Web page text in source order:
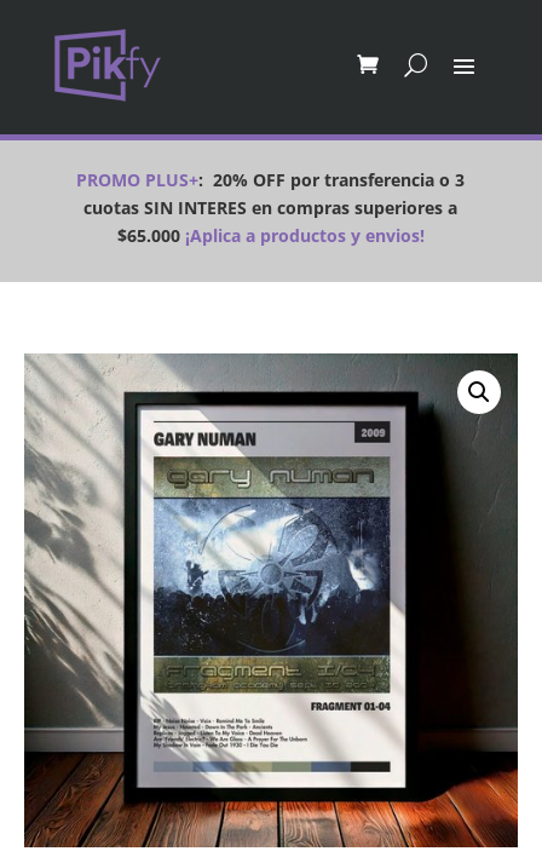
PROMO PLUS+:20% OFF por transferencia o 3
cuotas SIN INTERES en compras superiores a
$65.000¡Aplica a productos y envios!